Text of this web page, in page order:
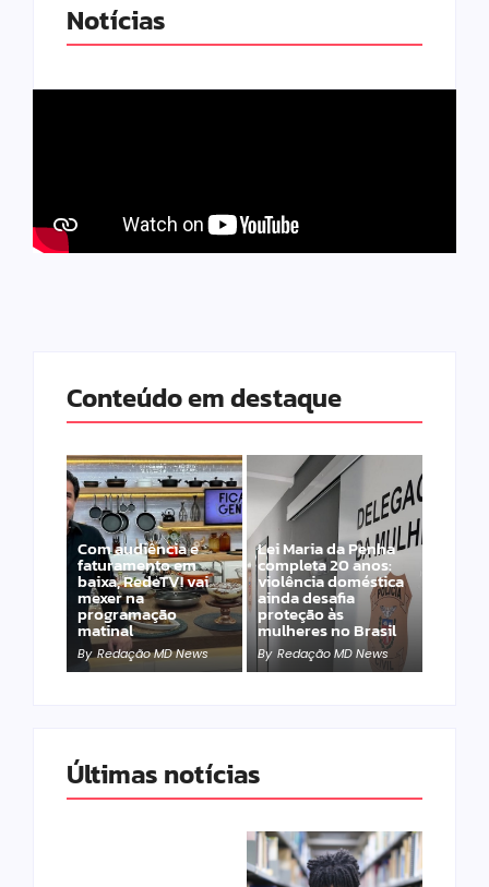
Notícias
Conteúdo em destaque
Com audiência e
faturamento em
baixa, RedeTV! vai
mexer na
programação
matinal
By Redação MD News
Lei Maria da Penha
completa 20 anos:
violência doméstica
ainda desafia
proteção às
mulheres no Brasil
By Redação MD News
Últimas notícias